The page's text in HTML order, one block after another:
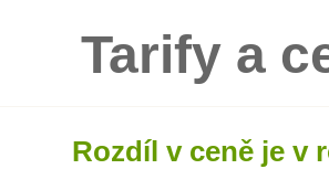
Tarify a
Rozdíl v ceně je v